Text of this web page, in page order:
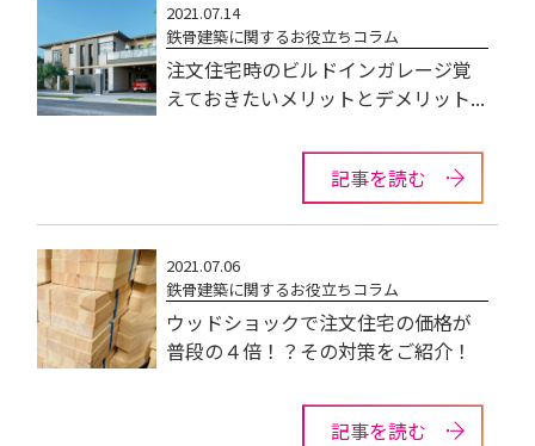
2021.07.14
鉄骨建築に関するお役立ちコラム
注文住宅時のビルドインガレージ覚
えておきたいメリットとデメリット...
記事を読む
2021.07.06
鉄骨建築に関するお役立ちコラム
ウッドショックで注文住宅の価格が
普段の４倍！？その対策をご紹介！
記事を読む